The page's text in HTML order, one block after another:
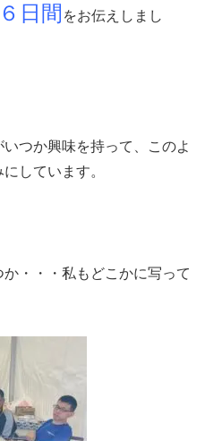
日間 をお伝えしまし
つか興味を持って、このよ
しています。
・・・私もどこかに写って